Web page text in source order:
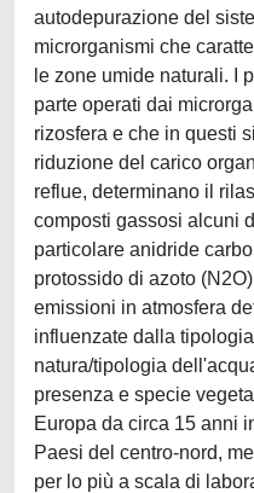
autodepurazione del
microrganismi che
le zone umide naturali. I
parte operati dai
rizosfera e che in questi
riduzione del carico
reflue, determinano il
composti gassosi alcuni
particolare anidride
protossido di azoto
emissioni in atmosfera
influenzate dalla
natura/tipologia
presenza e specie
Europa da circa 15 anni
Paesi del centro-nord,
per lo più a scala di